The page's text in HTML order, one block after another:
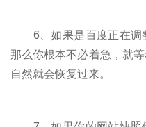
6、如果是百度正在调
那么你根本不必着急，就
自然就会恢复过来。